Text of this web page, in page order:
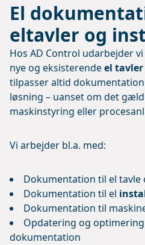
El
eltavler og
Hos AD Control udarbejder
nye og eksisterendeel tavler
tilpasser altid
løsning – uanset om det
maskinstyring eller
Vi arbejder bl.a. med:
Dokumentation til el tavle
Dokumentation til el
Dokumentation til
Opdatering og
dokumentation